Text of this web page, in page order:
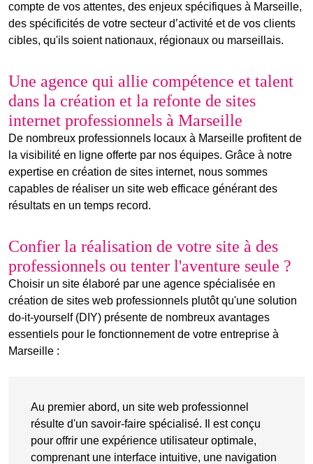
compte de vos attentes, des enjeux spécifiques à Marseille,
des spécificités de votre secteur d’activité et de vos clients
cibles, qu'ils soient nationaux, régionaux ou marseillais.
Une agence qui allie compétence et talent
dans la création et la refonte de sites
internet professionnels à Marseille
De nombreux professionnels locaux à Marseille profitent de
la visibilité en ligne offerte par nos équipes. Grâce à notre
expertise en création de sites internet, nous sommes
capables de réaliser un site web efficace générant des
résultats en un temps record.
Confier la réalisation de votre site à des
professionnels ou tenter l'aventure seule ?
Choisir un site élaboré par une agence spécialisée en
création de sites web professionnels plutôt qu'une solution
do-it-yourself (DIY) présente de nombreux avantages
essentiels pour le fonctionnement de votre entreprise à
Marseille :
Au premier abord, un site web professionnel
résulte d'un savoir-faire spécialisé. Il est conçu
pour offrir une expérience utilisateur optimale,
comprenant une interface intuitive, une navigation